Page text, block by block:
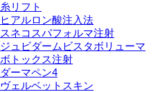
糸リフト
ヒアルロン酸注入法
スネコスパフォルマ注射
ジュビダームビスタボリューマ
ボトックス注射
ダーマペン4
ヴェルベットスキン